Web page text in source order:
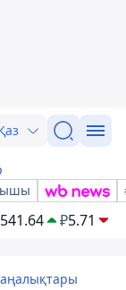
541.64 ₽5.71